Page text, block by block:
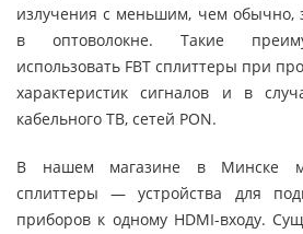
излучения с меньшим, чем обычно,
в оптоволокне. Такие
использовать FBT сплиттеры при
характеристик сигналов и в
кабельного ТВ, сетей PON.
В нашем магазине в Минске
сплиттеры — устройства для
приборов к одному HDMI-входу.